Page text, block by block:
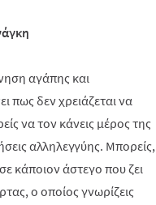
αγάπης και
πως δεν χρειάζεται να
να τον κάνεις μέρος της
αλληλεγγύης. Μπορείς,
κάποιον άστεγο που ζει
ο οποίος γνωρίζεις